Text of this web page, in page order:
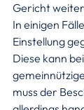
Gericht
In einigen
Einstellung
Diese kann
muss der